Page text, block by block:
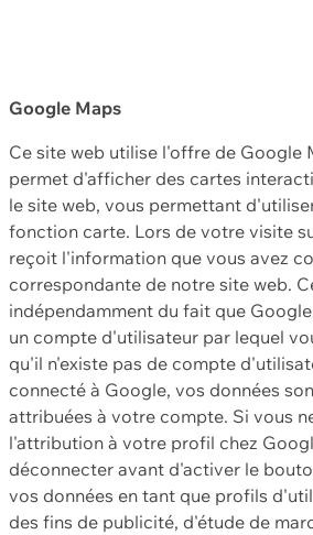
Google Maps
Ce site web utilise l'offre de Google
permet d'afficher des cartes
le site web, vous permettant
fonction carte. Lors de votre visite
reçoit l'information que vous avez
correspondante de notre site web.
indépendamment du fait que
un compte d'utilisateur par lequel
qu'il n'existe pas de compte
connecté à Google, vos données
attribuées à votre compte. Si vous
l'attribution à votre profil chez
déconnecter avant d'activer le
vos données en tant que profils
des fins de publicité, d'étude de